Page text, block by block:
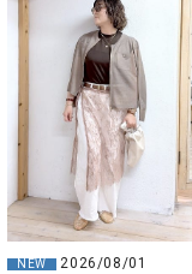
NEW
2026/08/01